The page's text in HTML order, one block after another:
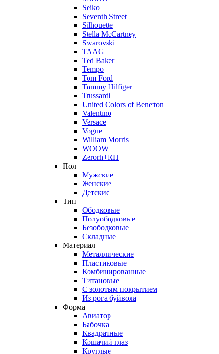
Seiko
Seventh Street
Silhouette
Stella McCartney
Swarovski
TAAG
Ted Baker
Tempo
Tom Ford
Tommy Hilfiger
Trussardi
United Colors of Benetton
Valentino
Versace
Vogue
William Morris
WOOW
Zerorh+RH
Пол
Мужские
Женские
Детские
Тип
Ободковые
Полуободковые
Безободковые
Складные
Материал
Металлические
Пластиковые
Комбинированные
Титановые
С золотым покрытием
Из рога буйвола
Форма
Авиатор
Бабочка
Квадратные
Кошачий глаз
Круглые